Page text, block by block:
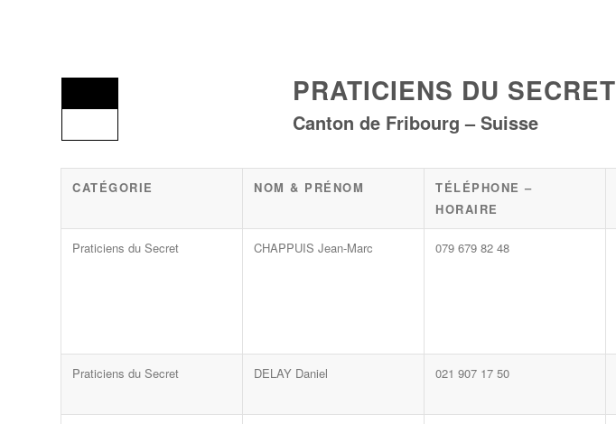
PRATICIENS DU SECRET
Canton de Fribourg – Suisse
CATÉGORIE NOM & PRÉNOM
TÉLÉPHONE –
HORAIRE
Praticiens du Secret CHAPPUIS Jean-Marc 079 679 82 48
Praticiens du Secret DELAY Daniel 021 907 17 50